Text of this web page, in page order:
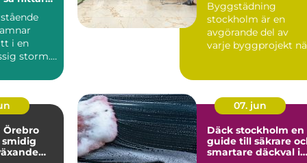
i en
storm.
Byggstädning
stockholm är en
avgörande del av
varje byggprojekt
07. jun
Däck stockholm en
guide till säkrare
smartare däckval i